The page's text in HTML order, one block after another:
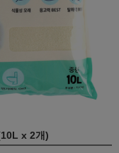
x 2개)